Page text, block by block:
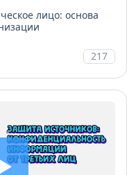
лицо: основа
217